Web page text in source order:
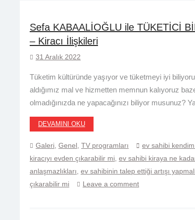
Sefa KABAALİOĞLU ile TÜKETİCİ
– Kiracı İlişkileri
31 Aralık 2022
Tüketim kültüründe yaşıyor ve tüketmeyi iyi
aldığımız mal ve hizmetten memnun kalıyoruz
olmadığınızda ne yapacağınızı biliyor musunuz?
DEVAMINI OKU
Galeri Genel TV programları ev sahibi kendim
kiracıyı evden çıkarabilir mi ev sahibi kiraya ne
anlaşmazlıkları ev sahibinin talep ettiği artışı
çıkarabilir mi
Leave a comment